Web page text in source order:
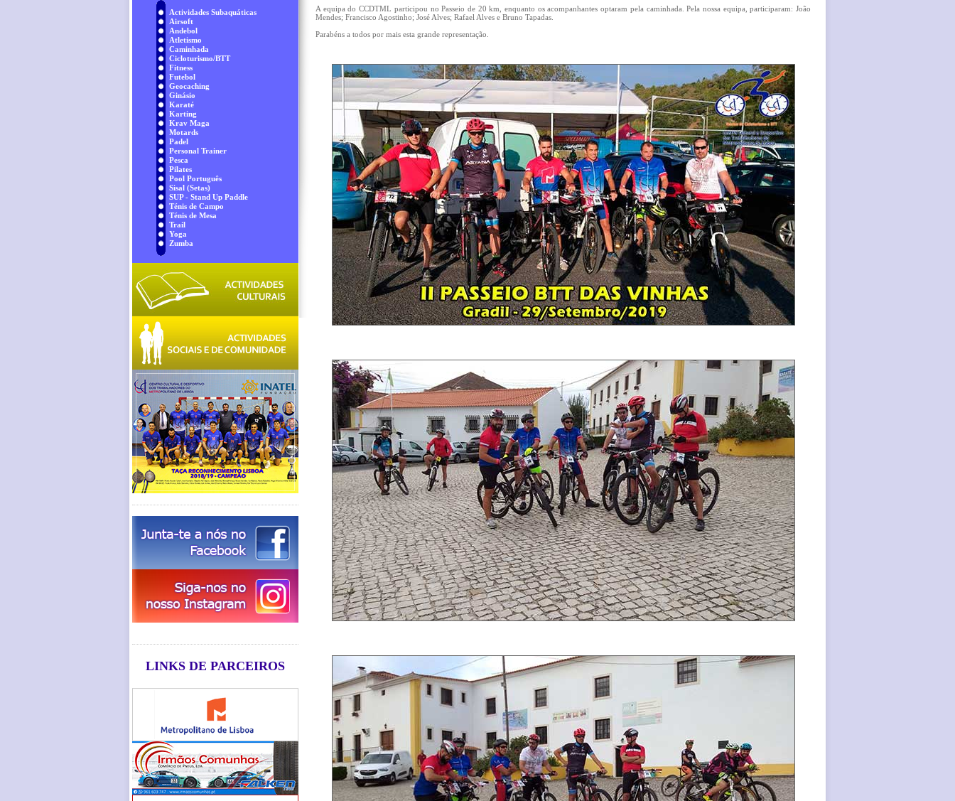
Actividades Subaquáticas
Airsoft
Andebol
Atletismo
Caminhada
Cicloturismo/BTT
Fitness
Futebol
Geocaching
Ginásio
Karaté
Karting
Krav Maga
Motards
Padel
Personal Trainer
Pesca
Pilates
Pool Português
Sisal (Setas)
SUP - Stand Up Paddle
Ténis de Campo
Ténis de Mesa
Trail
Yoga
Zumba
LINKS DE PARCEIROS
A equipa do CCDTML participou no Passeio de 20 km, enquanto os acompanhantes optaram pela caminhada. Pela nossa equipa, participaram: João
Mendes; Francisco Agostinho; José Alves; Rafael Alves e Bruno Tapadas.
Parabéns a todos por mais esta grande representação.